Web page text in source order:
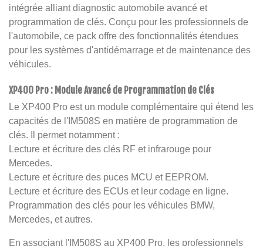
intégrée alliant diagnostic automobile avancé et
programmation de clés. Conçu pour les professionnels de
l'automobile, ce pack offre des fonctionnalités étendues
pour les systèmes d'antidémarrage et de maintenance des
véhicules.
XP400 Pro : Module Avancé de Programmation de Clés
Le XP400 Pro est un module complémentaire qui étend les
capacités de l'IM508S en matière de programmation de
clés. Il permet notamment :
Lecture et écriture des clés RF et infrarouge pour
Mercedes.
Lecture et écriture des puces MCU et EEPROM.
Lecture et écriture des ECUs et leur codage en ligne.
Programmation des clés pour les véhicules BMW,
Mercedes, et autres.
En associant l'IM508S au XP400 Pro, les professionnels